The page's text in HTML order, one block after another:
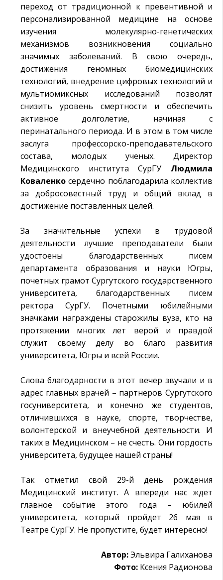
переход от традиционной к превентивной и
персонализированной медицине на основе
изучения молекулярно-генетических
механизмов возникновения социально
значимых заболеваний. В свою очередь,
достижения геномных биомедицинских
технологий, внедрение цифровых технологий и
мультиомиксных исследований позволят
снизить уровень смертности и обеспечить
активное долголетие, начиная с
перинатального периода. И в этом в том числе
заслуга профессорско-преподавательского
состава, молодых ученых. Директор
Медицинского института СурГУ Людмила
Коваленко сердечно поблагодарила коллектив
за добросовестный труд и общий вклад в
достижение поставленных целей.
За значительные успехи в трудовой
деятельности лучшие преподаватели были
удостоены благодарственных писем
департамента образования и науки Югры,
почетных грамот Сургутского государственного
университета, благодарственных писем
ректора СурГУ. Почетными юбилейными
значками награждены старожилы вуза, кто на
протяжении многих лет верой и правдой
служит своему делу во благо развития
университета, Югры и всей России.
Слова благодарности в этот вечер звучали и в
адрес главных врачей – партнеров Сургутского
госуниверситета, и конечно же студентов,
отличившихся в науке, спорте, творчестве,
волонтерской и внеучебной деятельности. И
таких в Медицинском – не счесть. Они гордость
университета, будущее нашей страны!
Так отметил свой 29-й день рождения
Медицинский институт. А впереди нас ждет
главное событие этого года – юбилей
университета, который пройдет 26 мая в
Театре СурГУ. Не пропустите, будет интересно!
Автор:Эльвира Галиханова
Фото: Ксения Радионова